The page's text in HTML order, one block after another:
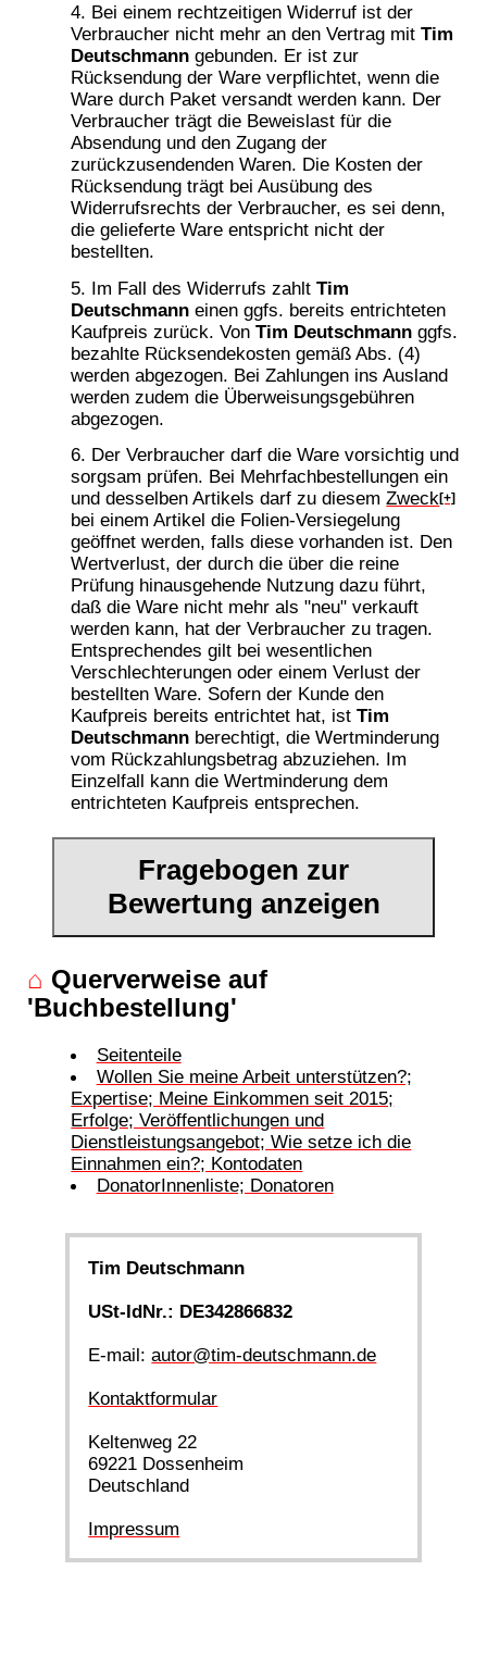
Bei einem rechtzeitigen Widerruf ist der
Verbraucher nicht mehr an den Vertrag mitTim
Deutschmann gebunden. Er ist zur
Rücksendung der Ware verpflichtet, wenn die
Ware durch Paket versandt werden kann. Der
Verbraucher trägt die Beweislast für die
Absendung und den Zugang der
zurückzusendenden Waren. Die Kosten der
Rücksendung trägt bei Ausübung des
Widerrufsrechts der Verbraucher, es sei denn,
die gelieferte Ware entspricht nicht der
bestellten.
Im Fall des Widerrufs zahltTim
Deutschmann einen ggfs. bereits entrichteten
Kaufpreis zurück. VonTim Deutschmann ggfs.
bezahlte Rücksendekosten gemäß Abs. (4)
werden abgezogen. Bei Zahlungen ins Ausland
werden zudem die Überweisungsgebühren
abgezogen.
Der Verbraucher darf die Ware vorsichtig und
sorgsam prüfen. Bei Mehrfachbestellungen ein
und desselben Artikels darf zu diesemZweck[+]
bei einem Artikel die Folien-Versiegelung
geöffnet werden, falls diese vorhanden ist. Den
Wertverlust, der durch die über die reine
Prüfung hinausgehende Nutzung dazu führt,
daß die Ware nicht mehr als "neu" verkauft
werden kann, hat der Verbraucher zu tragen.
Entsprechendes gilt bei wesentlichen
Verschlechterungen oder einem Verlust der
bestellten Ware. Sofern der Kunde den
Kaufpreis bereits entrichtet hat, istTim
Deutschmann berechtigt, die Wertminderung
vom Rückzahlungsbetrag abzuziehen. Im
Einzelfall kann die Wertminderung dem
entrichteten Kaufpreis entsprechen.
Fragebogen zur
Bewertung anzeigen
⌂ Querverweise auf
'Buchbestellung'
Seitenteile
Wollen Sie meine Arbeit unterstützen?;
Expertise; Meine Einkommen seit 2015;
Erfolge; Veröffentlichungen und
Dienstleistungsangebot; Wie setze ich die
Einnahmen ein?; Kontodaten
DonatorInnenliste; Donatoren
Tim Deutschmann
USt-IdNr.: DE342866832
E-mail:autor@tim-deutschmann.de
Kontaktformular
Keltenweg 22
69221 Dossenheim
Deutschland
Impressum